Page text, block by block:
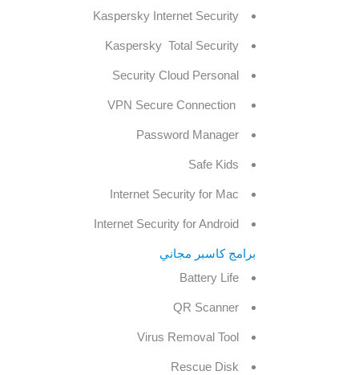
Kaspersky Internet Security
Kaspersky Total Security
Security Cloud Personal
Password Manager
Safe Kids
Internet Security for Mac
Internet Security for Android
برامج كاسبر مجاني
Battery Life
QR Scanner
Virus Removal Tool
Rescue Disk